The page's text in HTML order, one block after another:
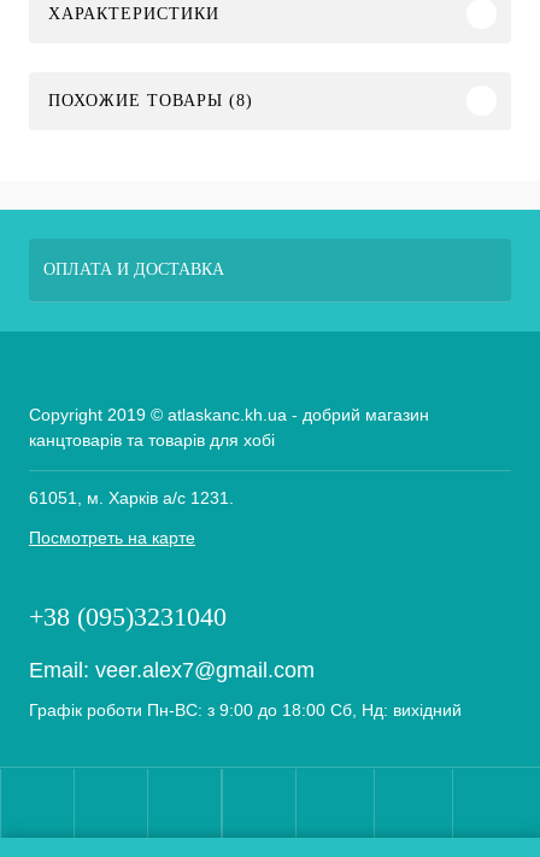
ХАРАКТЕРИСТИКИ
ПОХОЖИЕ ТОВАРЫ (8)
ОПЛАТА И ДОСТАВКА
Copyright 2019 © atlaskanc.kh.ua - добрий магазин
канцтоварів та товарів для хобі
61051, м. Харків а/с 1231.
Посмотреть на карте
+38 (095)3231040
Email: veer.alex7@gmail.com
Графік роботи Пн-ВС: з 9:00 до 18:00 Сб, Нд: вихідний